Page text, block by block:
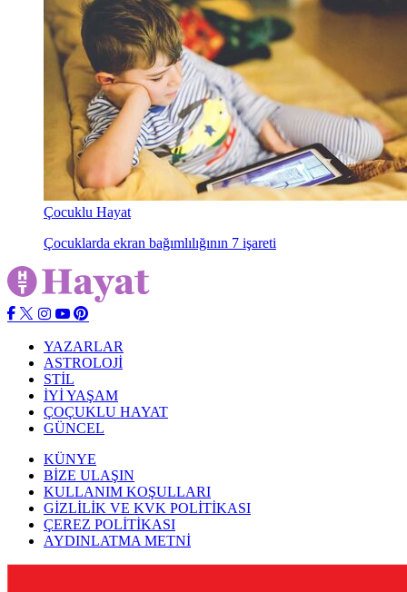
Çocuklu Hayat
Çocuklarda ekran bağımlılığının 7 işareti
YAZARLAR
ASTROLOJİ
STİL
İYİ YAŞAM
ÇOÇUKLU HAYAT
GÜNCEL
KÜNYE
BİZE ULAŞIN
KULLANIM KOŞULLARI
GİZLİLİK VE KVK POLİTİKASI
ÇEREZ POLİTİKASI
AYDINLATMA METNİ